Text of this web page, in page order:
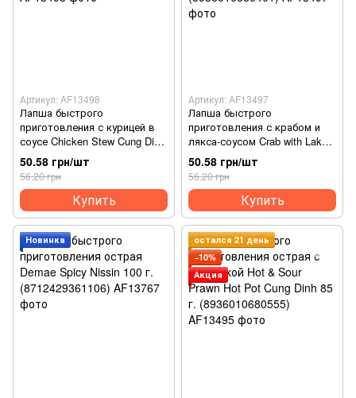
Артикул: AF13498
Лапша быстрого
приготовления с курицей в
соусе Chicken Stew Cung Dinh
79 г. (8936010680388)
50.58 грн/шт
56.20 грн
Купить
Артикул: AF13497
Лапша быстрого
приготовления с крабом и
лякса-соусом Crab with Laksa
Cung Dinh 79 г.
(8936010680401)
50.58 грн/шт
56.20 грн
Купить
Новинка
остался 21 день
−10%
Акция